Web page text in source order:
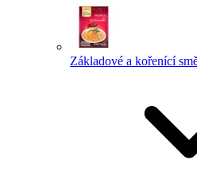
Základové a kořenící